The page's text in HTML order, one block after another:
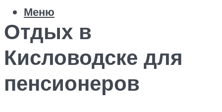
Меню
Отдых в
Кисловодске для
пенсионеров